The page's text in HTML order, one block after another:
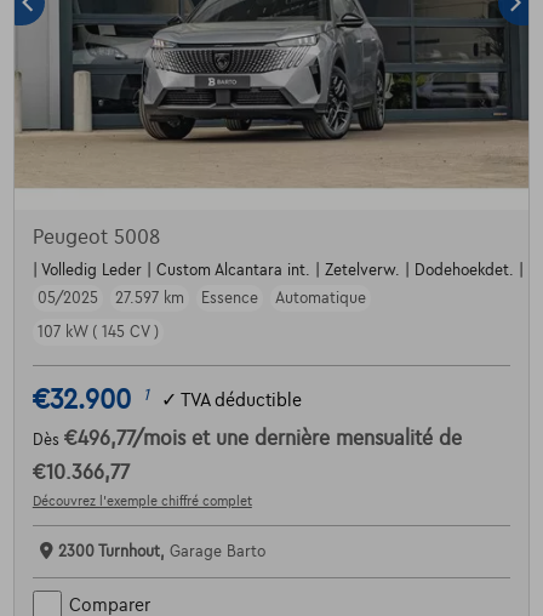
Peugeot 5008
| Volledig Leder | Custom Alcantara int. | Zetelverw. | Dodehoekdet. |
05/2025
27.597 km Essence
Automatique
107 kW ( 145 CV )
€32.900 1 ✓ TVA déductible
Dès €496,77/mois et une dernière mensualité de
€10.366,77
Découvrez l’exemple chiffré complet
2300 Turnhout, Garage Barto
Comparer